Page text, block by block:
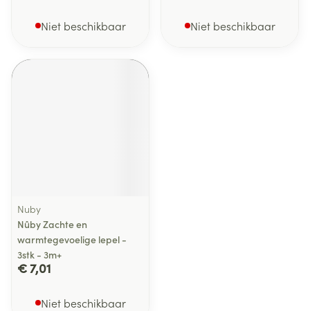
Niet beschikbaar Niet beschikbaar
Nuby
Nûby Zachte en
warmtegevoelige lepel -
3stk - 3m+
€ 7,01
Niet beschikbaar